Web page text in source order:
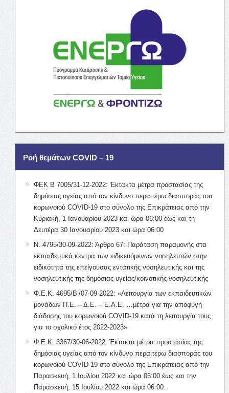
Ροή θεμάτων COVID – 19
ΦΕΚ Β 7005/31-12-2022: Έκτακτα μέτρα προστασίας της
δημόσιας υγείας από τον κίνδυνο περαιτέρω διασποράς του
κορωνοϊού COVID-19 στο σύνολο της Επικράτειας από την
Κυριακή, 1 Ιανουαρίου 2023 και ώρα 06:00 έως και τη
Δευτέρα 30 Ιανουαρίου 2023 και ώρα 06:00
Ν. 4795/30-09-2022: Άρθρο 67: Παράταση παραμονής στα
εκπαιδευτικά κέντρα των ειδικευόμενων νοσηλευτών στην
ειδικότητα της επείγουσας εντατικής νοσηλευτικής και της
νοσηλευτικής της δημόσιας υγείας/κοινοτικής νοσηλευτικής
Φ.Ε.Κ. 4695/Β’/07-09-2022: «Λειτουργία των εκπαιδευτικών
μονάδων Π.Ε. – Δ.Ε. – Ε.Α.Ε. …μέτρα για την αποφυγή
διάδοσης του κορωνοϊού COVID-19 κατά τη λειτουργία τους
για το σχολικό έτος 2022-2023»
Φ.Ε.Κ. 3367/30-06-2022: Έκτακτα μέτρα προστασίας της
δημόσιας υγείας από τον κίνδυνο περαιτέρω διασποράς του
κορωνοϊού COVID-19 στο σύνολο της Επικράτειας από την
Παρασκευή, 1 Ιουλίου 2022 και ώρα 06:00 έως και την
Παρασκευή, 15 Ιουλίου 2022 και ώρα 06:00.